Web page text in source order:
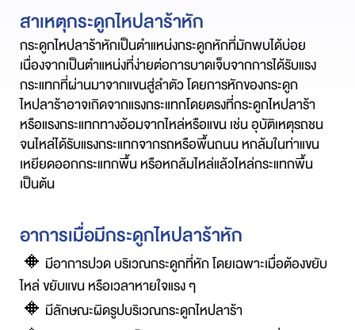
สาเหตุกระดูกไหปลาร้าหัก
กระดูกไหปลาร้าหักเป็นตำแหน่งกระดูกหักที่มักพบได้บ่อย
เนื่องจากเป็นตำแหน่งที่ง่ายต่อการบาดเจ็บจากการได้รับแรง
กระแทกที่ผ่านมาจากแขนสู่ลำตัว โดยการหักของกระดูก
ไหปลาร้าอาจเกิดจากแรงกระแทกโดยตรงที่กระดูกไหปลาร้า
หรือแรงกระแทกทางอ้อมจากไหล่หรือแขน เช่น อุบัติเหตุรถชน
จนไหล่ได้รับแรงกระแทกจากรถหรือพื้นถนน หกล้มในท่าแขน
เหยียดออกกระแทกพื้น หรือหกล้มไหล่แล้วไหล่กระแทกพื้น
เป็นต้น
อาการเมื่อมีกระดูกไหปลาร้าหัก
🔸 มีอาการปวด บริเวณกระดูกที่หัก โดยเฉพาะเมื่อต้องขยับ
ไหล่ ขยับแขน หรือเวลาหายใจแรง ๆ
🔸 มีลักษณะผิดรูปบริเวณกระดูกไหปลาร้า